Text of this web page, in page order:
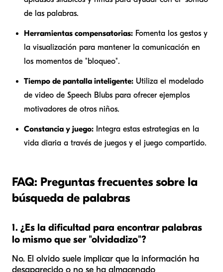
de las palabras.
Herramientas compensatorias: Fomenta los gestos y
la visualización para mantener la comunicación en
los momentos de "bloqueo".
Tiempo de pantalla inteligente: Utiliza el modelado
de video de Speech Blubs para ofrecer ejemplos
motivadores de otros niños.
Constancia y juego: Integra estas estrategias en la
vida diaria a través de juegos y el juego compartido.
FAQ: Preguntas frecuentes sobre la
búsqueda de palabras
1. ¿Es la dificultad para encontrar palabras
lo mismo que ser "olvidadizo"?
No. El olvido suele implicar que la información ha
desaparecido o no se ha almacenado